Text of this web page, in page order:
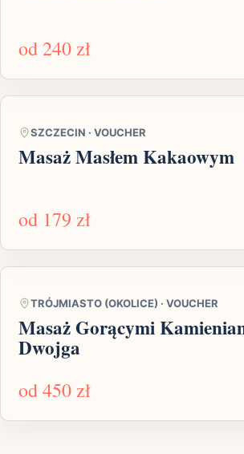
od 240 zł
SZCZECIN · VOUCHER
Masaż Masłem Kakaowym
od 179 zł
TRÓJMIASTO (OKOLICE) · VOUCHER
Masaż Gorącymi
Dwojga
od450 zł